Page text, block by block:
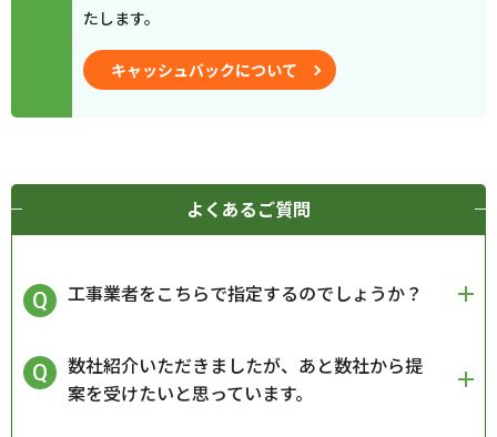
たします。
キャッシュバックについて
よくあるご質問
工事業者をこちらで指定するのでしょうか？
数社紹介いただきましたが、あと数社から提
案を受けたいと思っています。